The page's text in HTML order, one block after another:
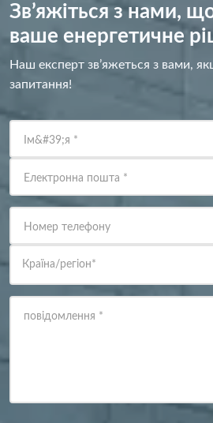
Зв’яжіться з нами,
ваше енергетичне
Наш експерт зв’яжеться з вами,
запитання!
Ім&#39;я *
Електронна пошта *
Номер телефону
Країна/регіон*
повідомлення *